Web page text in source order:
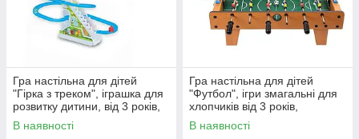
Гра настільна для дітей
"Гірка з треком", іграшка для
розвитку дитини, від 3 років,
фігурки 3шт Dinosaur
В наявності
Гра настільна для дітей
"Футбол", ігри змагальні для
хлопчиків від 3 років,
настільний футбол
дерев'яний, управління на
В наявності